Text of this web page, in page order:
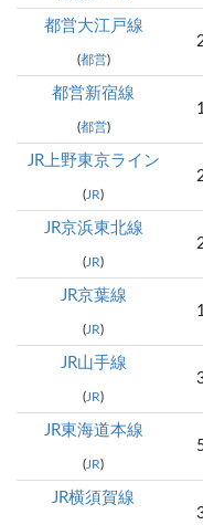
都営大江戸線
(都営)
都営新宿線
(都営)
JR上野東京ライン
(JR)
JR京浜東北線
(JR)
JR京葉線
(JR)
JR山手線
(JR)
JR東海道本線
(JR)
JR横須賀線